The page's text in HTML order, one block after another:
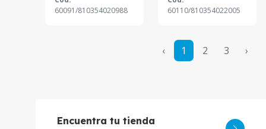
60091/810354020988
60110/810354022005
‹ 1 2 3 ›
Encuentra tu tienda